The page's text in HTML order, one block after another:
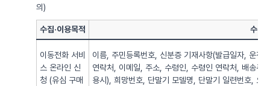
의)
수집·이용목적 수집·
이동전화 서비
스 온라인 신
청 (유심 구매
이름, 주민등록번호, 신분증 기재사항(발급일자, 운전
연락처, 이메일, 주소, 수령인, 수령인 연락처, 배송주
용시), 희망번호, 단말기 모델명, 단말기 일련번호, 요